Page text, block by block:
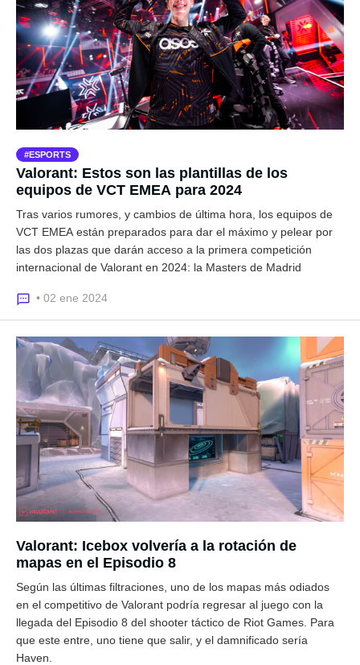
ESPORTS
Valorant: Estos son las plantillas de los
equipos de VCT EMEA para 2024
Tras varios rumores, y cambios de última hora, los equipos de
VCT EMEA están preparados para dar el máximo y pelear por
las dos plazas que darán acceso a la primera competición
internacional de Valorant en 2024: la Masters de Madrid
• 02 ene 2024
Valorant: Icebox volvería a la rotación de
mapas en el Episodio 8
Según las últimas filtraciones, uno de los mapas más odiados
en el competitivo de Valorant podría regresar al juego con la
llegada del Episodio 8 del shooter táctico de Riot Games. Para
que este entre, uno tiene que salir, y el damnificado sería
Haven.